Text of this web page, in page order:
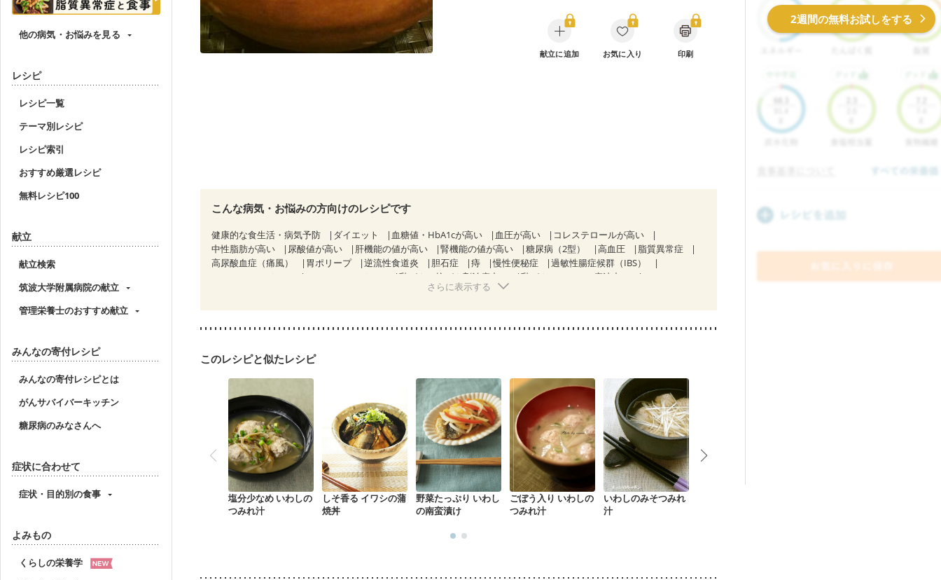
他の病気・お悩みを見る
レシピ
レシピ一覧
テーマ別レシピ
レシピ索引
おすすめ厳選レシピ
無料レシピ100
献立
献立検索
筑波大学附属病院の献立
管理栄養士のおすすめ献立
みんなの寄付レシピ
みんなの寄付レシピとは
がんサバイバーキッチン
糖尿病のみなさんへ
症状に合わせて
症状・目的別の食事
よみもの
くらしの栄養学
献立に追加 お気に入り 印刷
こんな病気・お悩みの方向けのレシピです
健康的な食生活・病気予防 ダイエット 血糖値・HbA1cが高い 血圧が高い
コレステロールが高い
中性脂肪が高い
尿酸値が高い 肝機能の値が高い 腎機能の値が高い 糖尿病（2型） 高血圧
脂質異常症
高尿酸血症（痛風）
胃ポリープ 逆流性食道炎 胆石症 痔 慢性便秘症
過敏性腸症候群（IBS）
CKD（ステージ１）
CKD（ステージ２） 乳がん（抗がん剤治療中）
乳がん（ホルモン療法中）
乳がん治療を終えた方・経過観察中の方など
産後（ミルク）
骨折 骨粗しょう症 関節リウマチ 乾癬 フレイル（年齢に合わせた体作り）
低栄養予防
さらに表示する
このレシピと似たレシピ
塩分少なめ いわしの
つみれ汁
しそ香る イワシの蒲
焼丼
野菜たっぷり いわし
の南蛮漬け
ごぼう入り いわしの
つみれ汁
いわしのみそつみれ
汁
2週間の無料お試しをする